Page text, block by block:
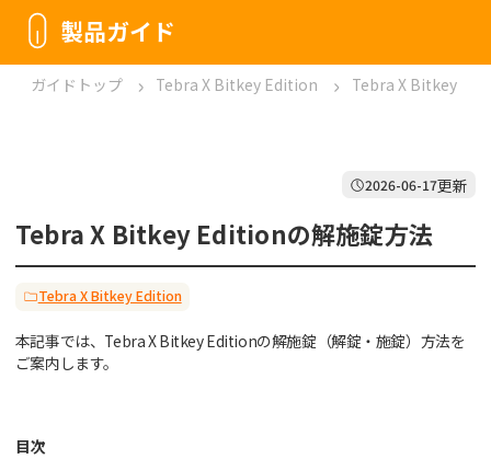
製品ガイド
ガイドトップ Tebra X Bitkey Edition Tebra X Bitkey
2026-06-17更新
Tebra X Bitkey Editionの解施錠方法
Tebra X Bitkey Edition
本記事では、Tebra X Bitkey Editionの解施錠（解錠・施錠）方法を
ご案内します。
目次